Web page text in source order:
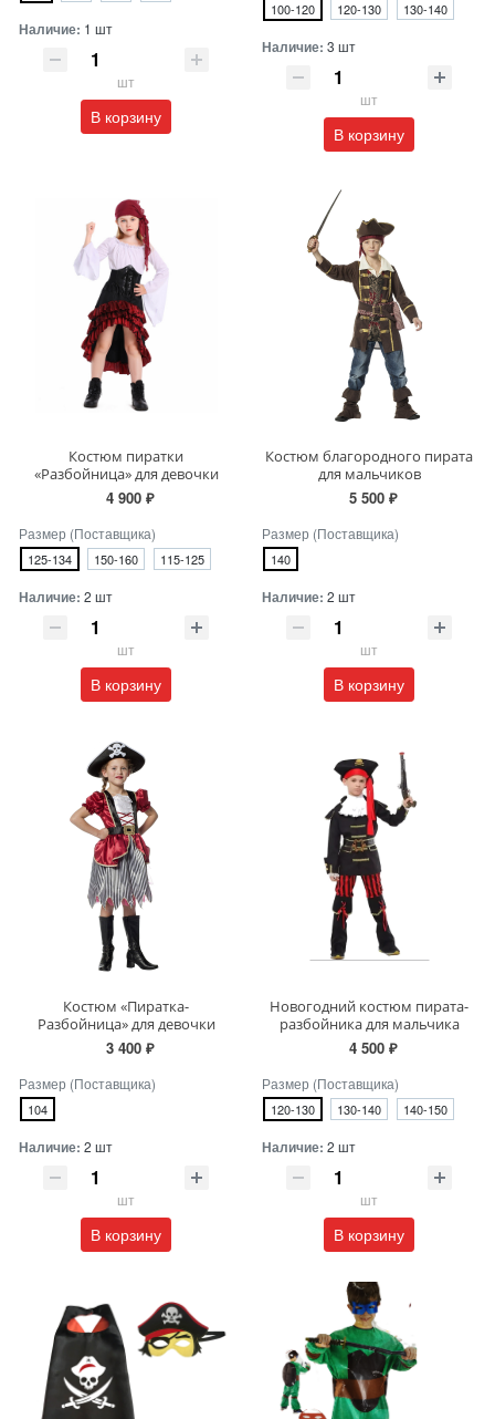
Наличие: 1 шт
шт
В корзину
100-120 120-130 130-140
Наличие: 3 шт
шт
В корзину
Костюм пиратки
«Разбойница» для девочки
4 900 ₽
Размер (Поставщика)
125-134 150-160 115-125
Наличие: 2 шт
шт
В корзину
Костюм благородного пирата
для мальчиков
5 500 ₽
Размер (Поставщика)
140
Наличие: 2 шт
шт
В корзину
Костюм «Пиратка-
Разбойница» для девочки
3 400 ₽
Размер (Поставщика)
104
Наличие: 2 шт
шт
В корзину
Новогодний костюм пирата-
разбойника для мальчика
4 500 ₽
Размер (Поставщика)
120-130 130-140 140-150
Наличие: 2 шт
шт
В корзину